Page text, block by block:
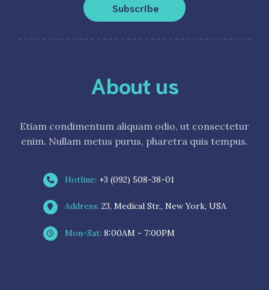
Subscribe
About us
Etiam condimentum aliquam odio, ut consectetur
enim. Nullam metus purus, pharetra quis tempus.
Hotline: +3 (092) 508-38-01
Address: 23, Medical Str., New York, USA
Mon-Sat: 8:00AM - 7:00PM